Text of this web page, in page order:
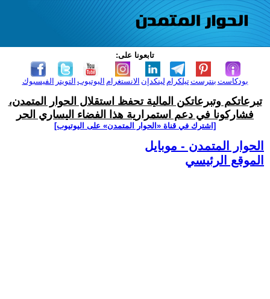
تابعونا على:
الفيسبوك التويتر اليوتيوب الانستغرام لينكدإن تيلكرامبنترست بودكاست
تبرعاتكم وتبرعاتكن المالية تحفظ استقلال الحوار المتمدن،
فشاركونا في دعم استمرارية هذا الفضاء اليساري الحر
[اشترك في قناة ‫«الحوار المتمدن» على اليوتيوب]
الحوار المتمدن - موبايل
الموقع الرئيسي